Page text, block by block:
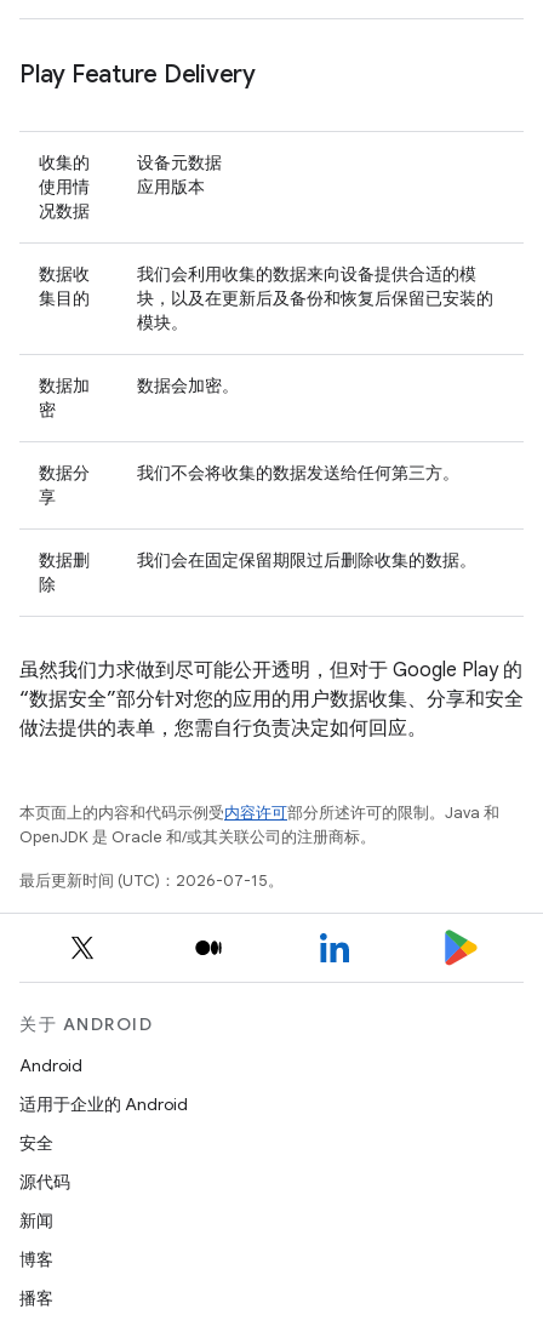
Play Feature Delivery
收集的
使用情
况数据
设备元数据
应用版本
数据收
集目的
我们会利用收集的数据来向设备提供合适的模
块，以及在更新后及备份和恢复后保留已安装的
模块。
数据加
密
数据会加密。
数据分
享
我们不会将收集的数据发送给任何第三方。
数据删
除
我们会在固定保留期限过后删除收集的数据。
虽然我们力求做到尽可能公开透明，但对于 Google Play 的
“数据安全”部分针对您的应用的用户数据收集、分享和安全
做法提供的表单，您需自行负责决定如何回应。
本页面上的内容和代码示例受内容许可部分所述许可的限制。Java 和
OpenJDK 是 Oracle 和/或其关联公司的注册商标。
最后更新时间 (UTC)：2026-07-15。
关于 ANDROID
Android
适用于企业的 Android
安全
源代码
新闻
博客
播客